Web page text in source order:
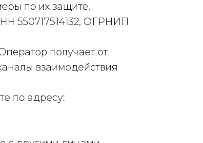
по их защите,
550717514132, ОГРНИП
получает от
взаимодействия
по адресу: